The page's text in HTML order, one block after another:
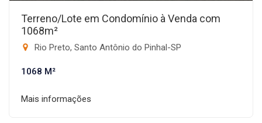
Terreno/Lote em Condomínio à Venda com
1068m²
Rio Preto, Santo Antônio do Pinhal-SP
1068 M²
Mais informações